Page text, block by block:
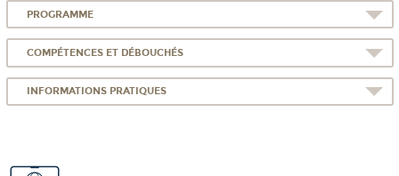
PROGRAMME
COMPÉTENCES ET DÉBOUCHÉS
INFORMATIONS PRATIQUES